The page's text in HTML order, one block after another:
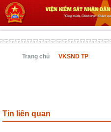
Trang chủ VKSND TP
Tin liên quan